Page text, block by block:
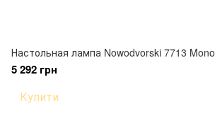
Настольная лампа Nowodvorski 7713 Mono
5 292 грн
Купити